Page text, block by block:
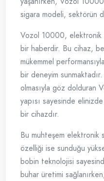
sigara modeli, sektörün
Vozol 10000, elektronik
bir haberdir. Bu cihaz,
mükemmel
bir deneyim
olmasıyla göz dolduran
yapısı sayesinde
bir cihazdır.
Bu muhteşem elektronik
özelliği ise sunduğu
bobin teknolojisi
buhar üretimi